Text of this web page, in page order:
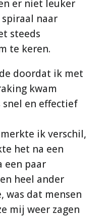
er niet leuker
spiraal naar
steeds
te keren.
doordat ik met
kwam
en effectief
ik verschil,
het na een
een paar
heel ander
was dat mensen
mij weer zagen